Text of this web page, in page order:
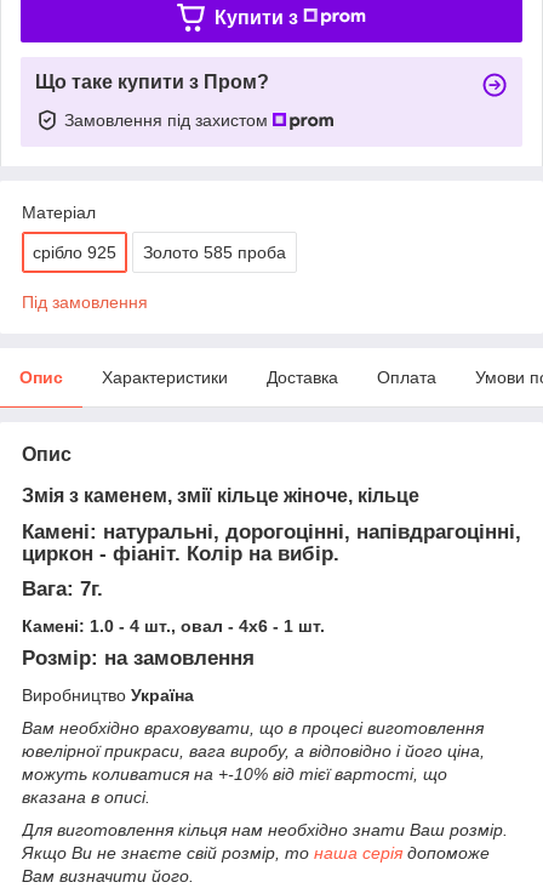
Купити з
Що таке купити з Пром?
Замовлення під захистом
Матеріал
срібло 925 Золото 585 проба
Під замовлення
Опис Характеристики Доставка Оплата Умови
Опис
Змія з каменем, змії кільце жіноче, кільце
Камені: натуральні, дорогоцінні, напівдрагоцінні,
циркон - фіаніт. Колір на вибір.
Вага: 7г.
Камені: 1.0 - 4 шт., овал - 4х6 - 1 шт.
Розмір: на замовлення
Виробництво Україна
Вам необхідно враховувати, що в процесі виготовлення
ювелірної прикраси, вага виробу, а відповідно і його ціна,
можуть коливатися на +-10% від тієї вартості, що
вказана в описі.
Для виготовлення кільця нам необхідно знати Ваш розмір.
Якщо Ви не знаєте свій розмір, то наша серія допоможе
Вам визначити його.